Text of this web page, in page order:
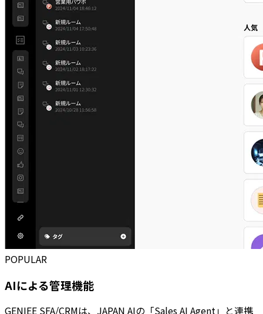
POPULAR
AIによる管理機能
GENIEE SFA/CRMは、JAPAN AIの「Sales AI Agent」と連携